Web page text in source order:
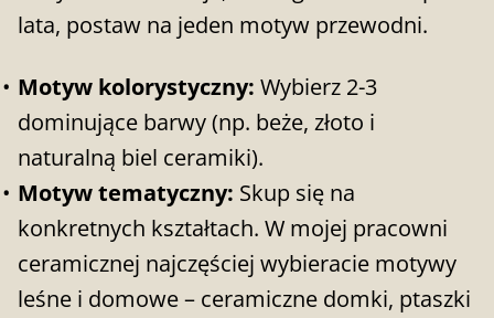
lata, postaw na jeden motyw przewodni.
Motyw kolorystyczny: Wybierz 2-3
dominujące barwy (np. beże, złoto i
naturalną biel ceramiki).
Motyw tematyczny: Skup się na
konkretnych kształtach. W mojej pracowni
ceramicznej najczęściej wybieracie motywy
leśne i domowe – ceramiczne domki, ptaszki